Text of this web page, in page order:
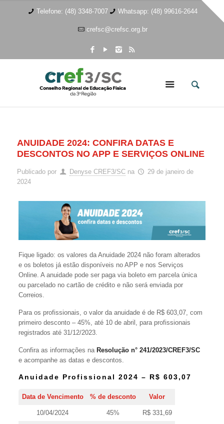
Telefone: (48) 3348-7007 Whatsapp: (48) 99616-2644
crefsc@crefsc.org.br
ANUIDADE 2024: CONFIRA DATAS E
DESCONTOS NO APP E SERVIÇOS ONLINE
Publicado por Denyse CREF3/SC na
29 de janeiro de
2024
Fique ligado: os valores da Anuidade 2024 não foram alterados
e os boletos já estão disponíveis no APP e nos Serviços
Online. A anuidade pode ser paga via boleto em parcela única
ou parcelado no cartão de crédito e não será enviada por
Correios.
Para os profissionais, o valor da anuidade é de R$ 603,07, com
primeiro desconto – 45%, até 10 de abril, para profissionais
registrados até 31/12/2023.
Confira as informações naResolução n° 241/2023/CREF3/SC
e acompanhe as datas e descontos.
Anuidade Profissional 2024 – R$ 603,07
Data de Vencimento % de desconto Valor
10/04/2024 45% R$ 331,69